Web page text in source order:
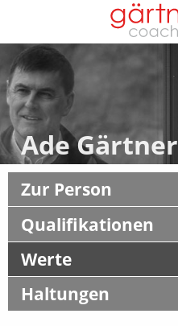
Ade Gärtner
Zur Person
Qualifikationen
Werte
Haltungen